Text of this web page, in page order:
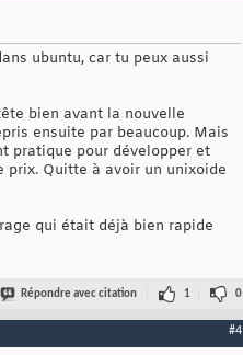
ubuntu, car tu peux aussi
bien avant la nouvelle
ensuite par beaucoup. Mais
pratique pour développer et
prix. Quitte à avoir un unixoide
qui était déjà bien rapide
Répondre avec citation 1 0
#4